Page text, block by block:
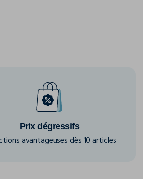
Prix dégressifs
avantageuses dès 10 articles